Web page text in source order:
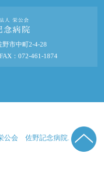
野市中町2-4-28
：072-461-1874
公会 佐野記念病院.